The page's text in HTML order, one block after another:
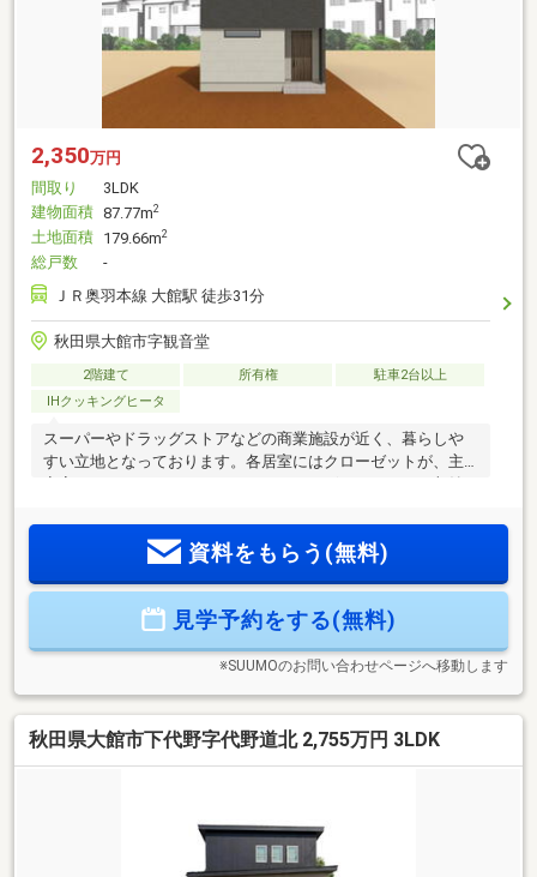
2,350万円
間取り
3LDK
建物面積 87.77m2
土地面積 179.66m2
総戸数
-
ＪＲ奥羽本線 大館駅 徒歩31分
秋田県大館市字観音堂
2階建て 所有権
駐車2台以上
IHクッキングヒータ
スーパーやドラッグストアなどの商業施設が近く、暮らしや
すい立地となっております。各居室にはクローゼットが、主
０万円・返済年数 40年・金利（当初３年固定） 1.20％
資料をもらう(無料)
見学予約をする(無料)
※SUUMOのお問い合わせページへ移動します
秋田県大館市下代野字代野道北 2,755万円 3LDK